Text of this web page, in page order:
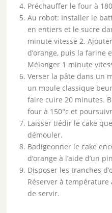
Préchauffer le four à
Au robot: Installer le
en entiers et le sucre
minute vitesse 2.
d’orange, puis la farine
Mélanger 1 minute
Verser la pâte dans un
un moule classique
faire cuire 20 minutes.
four à 150°c et
Laisser tiédir le cake
démouler.
Badigeonner le cake
d’orange à l’aide d’un
Disposer les tranches
Réserver à
de servir.